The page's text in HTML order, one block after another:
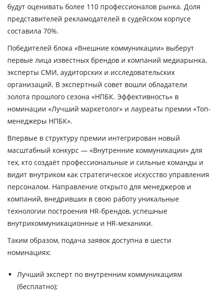
будут оценивать более 110 профессионалов рынка. Доля
представителей рекламодателей в судейском корпусе
составила 70%.
Победителей блока «Внешние коммуникации» выберут
первые лица известных брендов и компаний медиарынка,
эксперты СМИ, аудиторских и исследовательских
организаций. В экспертный совет вошли обладатели
золота прошлого сезона «НПБК. Эффективность» в
номинации «Лучший маркетолог» и лауреаты премии «Топ-
менеджеры НПБК».
Впервые в структуру премии интегрирован новый
масштабный конкурс — «Внутренние коммуникации» для
тех, кто создаёт профессиональные и сильные команды и
видит внутриком как стратегическое искусство управления
персоналом. Направление открыто для менеджеров и
компаний, внедривших в свою работу уникальные
технологии построения HR-брендов, успешные
внутрикоммуникационные и HR-механики.
Таким образом, подача заявок доступна в шести
номинациях:
Лучший‌ эксперт по внутренним коммуникациям
(бесплатно);